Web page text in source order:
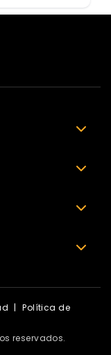
|
Política de
reservados.